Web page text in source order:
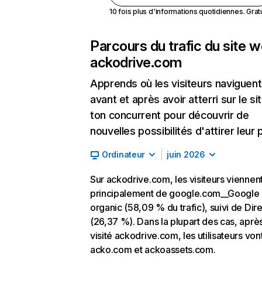
10 fois plus d'informations quotidiennes.
Parcours du trafic du site
ackodrive.com
Apprends où les visiteurs naviguent
avant et après avoir atterri sur le
ton concurrent pour découvrir de
nouvelles possibilités d'attirer leur
Ordinateur juin 2026
Sur ackodrive.com, les visiteurs
principalement de google.com__Google
organic (58,09 % du trafic), suivi de
(26,37 %). Dans la plupart des cas,
visité ackodrive.com, les utilisateurs
acko.com et ackoassets.com.